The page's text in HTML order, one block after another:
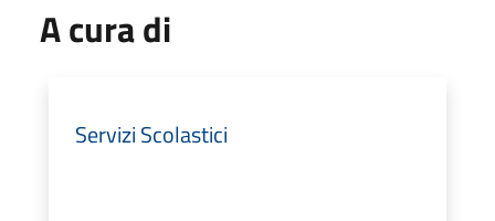
A cura di
Servizi Scolastici